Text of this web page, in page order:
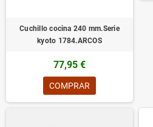
Cuchillo cocina 240 mm.Serie
kyoto 1784.ARCOS
77,95 €
COMPRAR